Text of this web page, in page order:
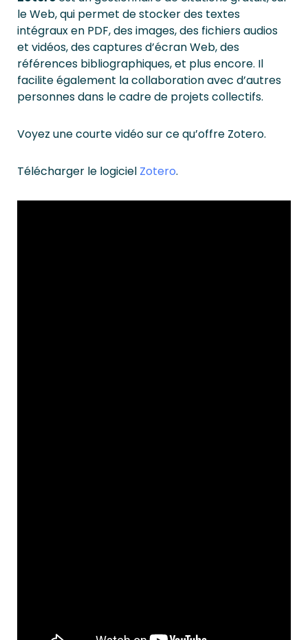
le Web, qui permet de stocker des textes
intégraux en PDF, des images, des fichiers audios
et vidéos, des captures d’écran Web, des
références bibliographiques, et plus encore. Il
facilite également la collaboration avec d’autres
personnes dans le cadre de projets collectifs.
Voyez une courte vidéo sur ce qu’offre Zotero.
Télécharger le logiciel Zotero.